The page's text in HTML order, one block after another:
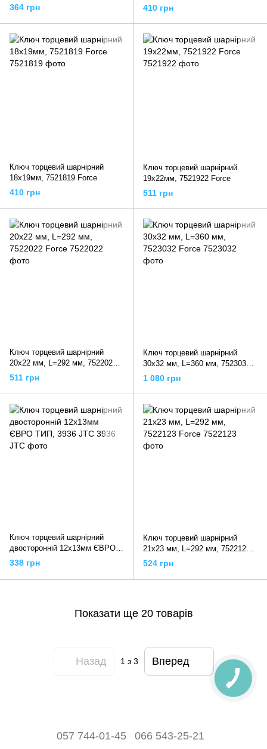
364 грн 410 грн
Ключ торцевий шарнірний
18x19мм, 7521819 Force
410 грн
Ключ торцевий шарнірний
19x22мм, 7521922 Force
511 грн
Ключ торцевий шарнірний
20x22 мм, L=292 мм, 7522022
Force
511 грн
Ключ торцевий шарнірний
30x32 мм, L=360 мм, 7523032
Force
1 080 грн
Ключ торцевий шарнірний
двосторонній 12х13мм ЄВРО
ТИП, 3936 JTC
338 грн
Ключ торцевий шарнірний
21x23 мм, L=292 мм, 7522123
Force
524 грн
Показати ще 20 товарів
Назад 1з 3 Вперед
057 744-01-45 066 543-25-21